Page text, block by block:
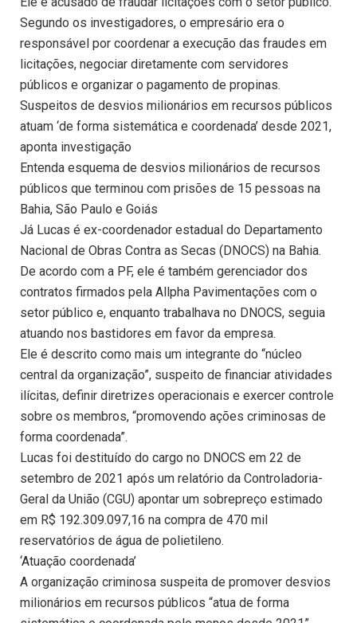
Segundo os investigadores, o empresário era o
responsável por coordenar a execução das fraudes em
licitações, negociar diretamente com servidores
públicos e organizar o pagamento de propinas.
Suspeitos de desvios milionários em recursos públicos
atuam ‘de forma sistemática e coordenada’ desde 2021,
aponta investigação
Entenda esquema de desvios milionários de recursos
públicos que terminou com prisões de 15 pessoas na
Bahia, São Paulo e Goiás
Já Lucas é ex-coordenador estadual do Departamento
Nacional de Obras Contra as Secas (DNOCS) na Bahia.
De acordo com a PF, ele é também gerenciador dos
contratos firmados pela Allpha Pavimentações com o
setor público e, enquanto trabalhava no DNOCS, seguia
atuando nos bastidores em favor da empresa.
Ele é descrito como mais um integrante do “núcleo
central da organização”, suspeito de financiar atividades
ilícitas, definir diretrizes operacionais e exercer controle
sobre os membros, “promovendo ações criminosas de
forma coordenada”.
Lucas foi destituído do cargo no DNOCS em 22 de
setembro de 2021 após um relatório da Controladoria-
Geral da União (CGU) apontar um sobrepreço estimado
em R$ 192.309.097,16 na compra de 470 mil
reservatórios de água de polietileno.
‘Atuação coordenada’
A organização criminosa suspeita de promover desvios
milionários em recursos públicos “atua de forma